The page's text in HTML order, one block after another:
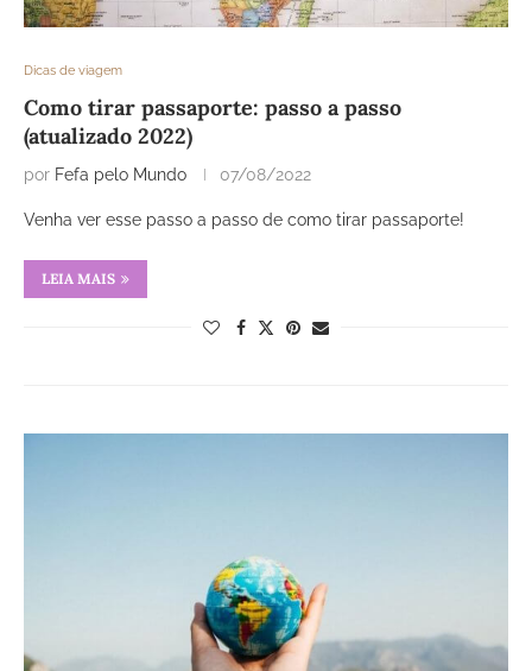
Dicas de viagem
Como tirar passaporte: passo a passo
(atualizado 2022)
por Fefa pelo Mundo 07/08/2022
Venha ver esse passo a passo de como tirar passaporte!
LEIA MAIS